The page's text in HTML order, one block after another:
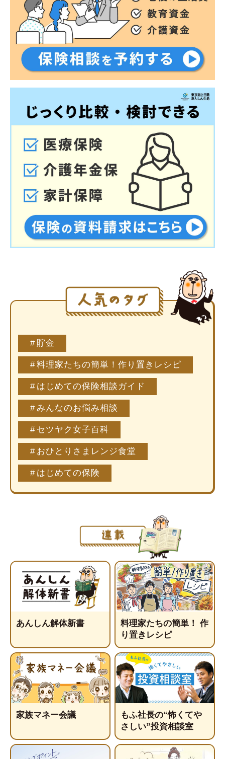
貯金
料理家たちの簡単！作り置きレシピ
はじめての保険相談ガイド
みんなのお悩み相談
セツヤク女子百科
おひとりさまレンジ食堂
はじめての保険
あんしん解体新書
料理家たちの簡単！ 作
り置きレシピ
家族マネー会議
もふ社長の“怖くてや
さしい”投資相談室